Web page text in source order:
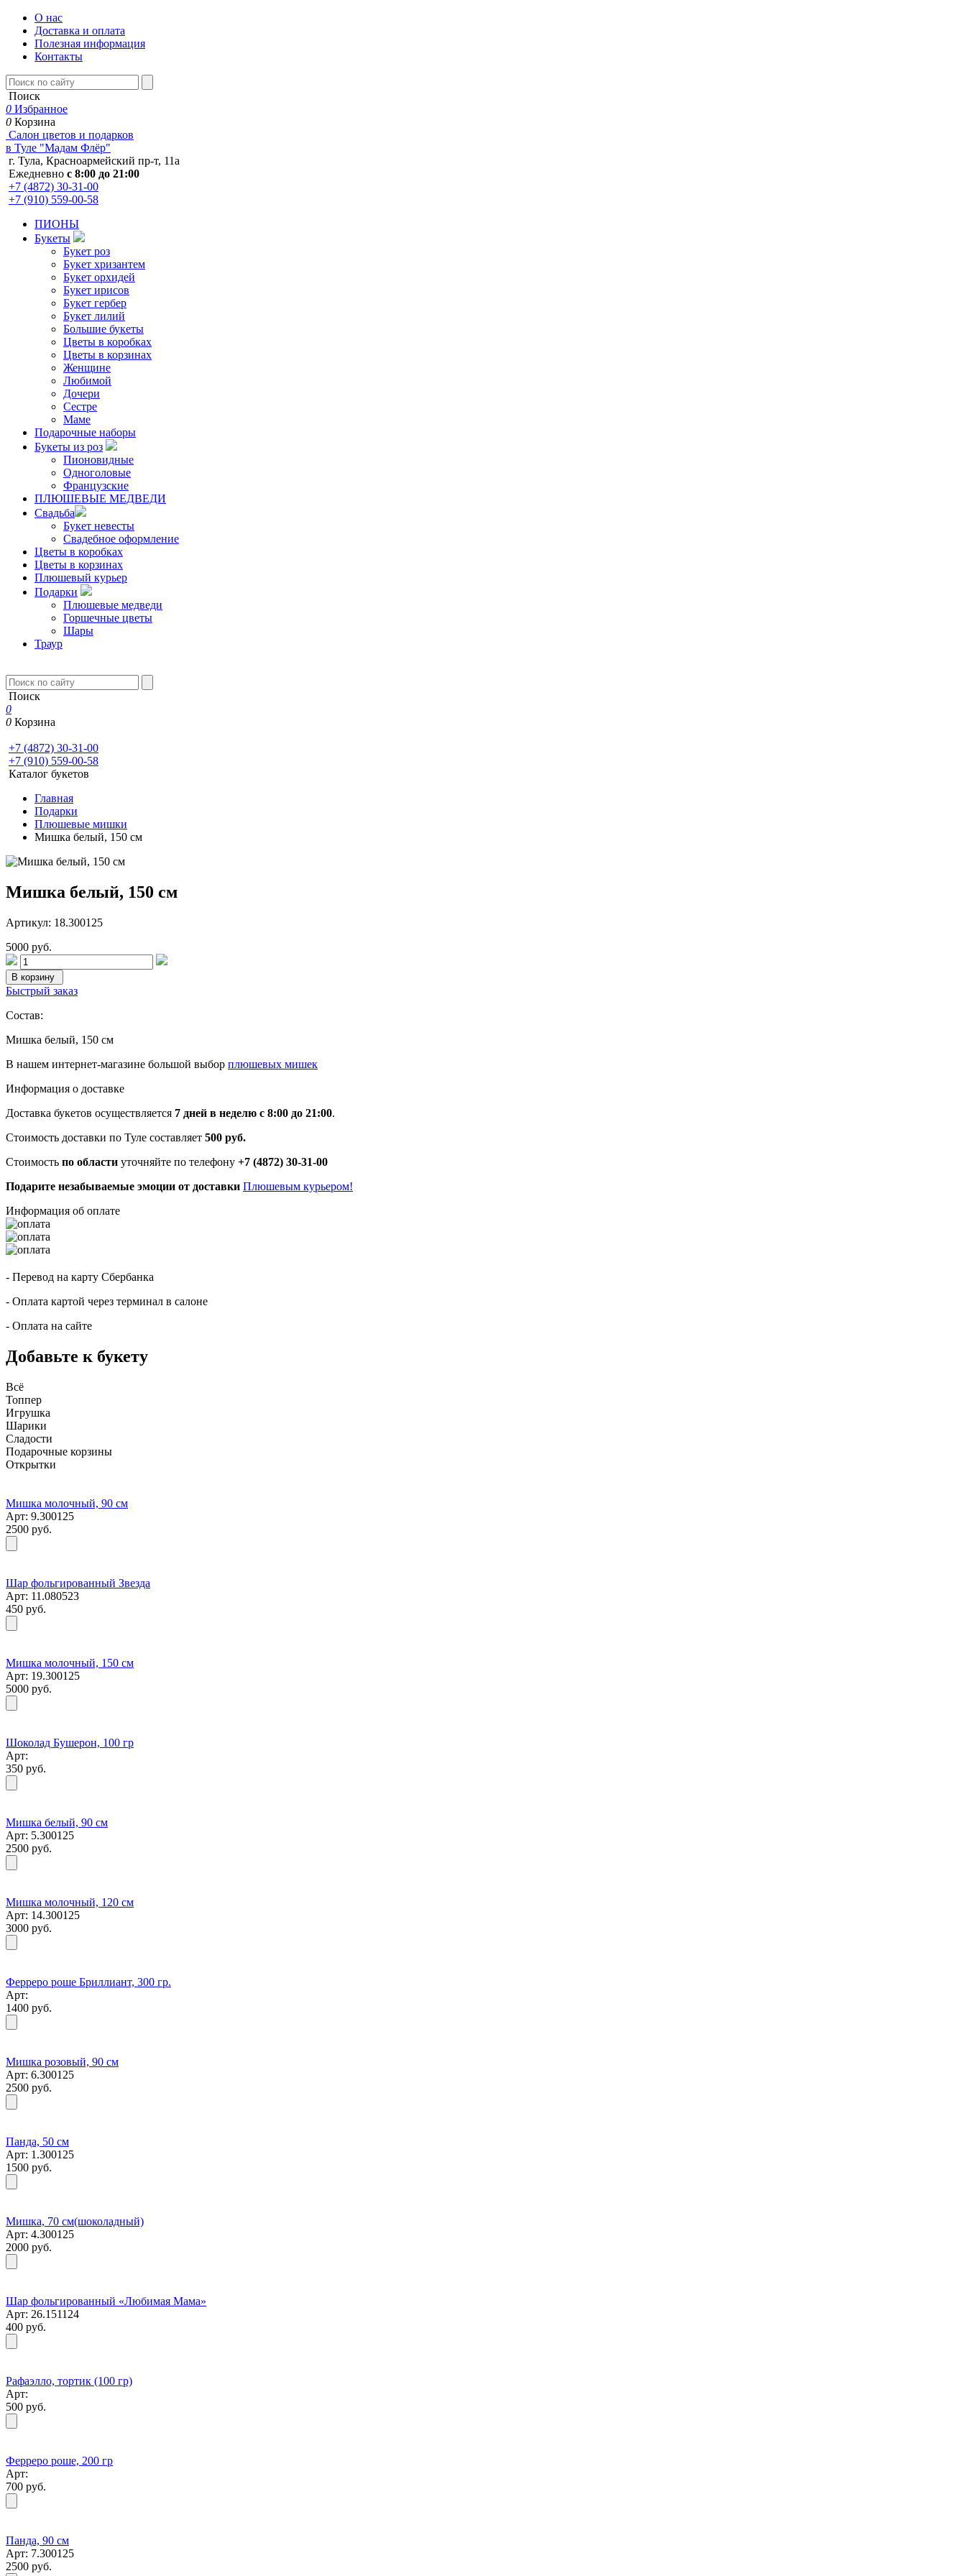
О нас
Доставка и оплата
Полезная информация
Контакты
Поиск
0 Избранное
0 Корзина
Салон цветов и подарков
в Туле "Мадам Флёр"
г. Тула, Красноармейский пр-т, 11а
Ежедневно с 8:00 до 21:00
+7 (4872) 30-31-00
+7 (910) 559-00-58
ПИОНЫ
Букеты
Букет роз
Букет хризантем
Букет орхидей
Букет ирисов
Букет гербер
Букет лилий
Большие букеты
Цветы в коробках
Цветы в корзинах
Женщине
Любимой
Дочери
Сестре
Маме
Подарочные наборы
Букеты из роз
Пионовидные
Одноголовые
Французские
ПЛЮШЕВЫЕ МЕДВЕДИ
Свадьба
Букет невесты
Свадебное оформление
Цветы в коробках
Цветы в корзинах
Плюшевый курьер
Подарки
Плюшевые медведи
Горшечные цветы
Шары
Траур
Поиск
0
0 Корзина
+7 (4872) 30-31-00
+7 (910) 559-00-58
Каталог букетов
Главная
Подарки
Плюшевые мишки
Мишка белый, 150 см
Мишка белый, 150 см
Артикул: 18.300125
5000 руб.
В корзину
Быстрый заказ
Состав:
Мишка белый, 150 см
В нашем интернет-магазине большой выбор плюшевых мишек
Информация о доставке
Доставка букетов осуществляется 7 дней в неделю с 8:00 до 21:00.
Стоимость доставки по Туле составляет 500 руб.
Стоимость по области уточняйте по телефону +7 (4872) 30-31-00
Подарите незабываемые эмоции от доставки Плюшевым курьером!
Информация об оплате
- Перевод на карту Сбербанка
- Оплата картой через терминал в салоне
- Оплата на сайте
Добавьте к букету
Всё
Топпер
Игрушка
Шарики
Сладости
Подарочные корзины
Открытки
Мишка молочный, 90 см
Арт: 9.300125
2500 руб.
Шар фольгированный Звезда
Арт: 11.080523
450 руб.
Мишка молочный, 150 см
Арт: 19.300125
5000 руб.
Шоколад Бушерон, 100 гр
Арт:
350 руб.
Мишка белый, 90 см
Арт: 5.300125
2500 руб.
Мишка молочный, 120 см
Арт: 14.300125
3000 руб.
Ферреро роше Бриллиант, 300 гр.
Арт:
1400 руб.
Мишка розовый, 90 см
Арт: 6.300125
2500 руб.
Панда, 50 см
Арт: 1.300125
1500 руб.
Мишка, 70 см(шоколадный)
Арт: 4.300125
2000 руб.
Шар фольгированный «Любимая Мама»
Арт: 26.151124
400 руб.
Рафаэлло, тортик (100 гр)
Арт:
500 руб.
Ферреро роше, 200 гр
Арт:
700 руб.
Панда, 90 см
Арт: 7.300125
2500 руб.